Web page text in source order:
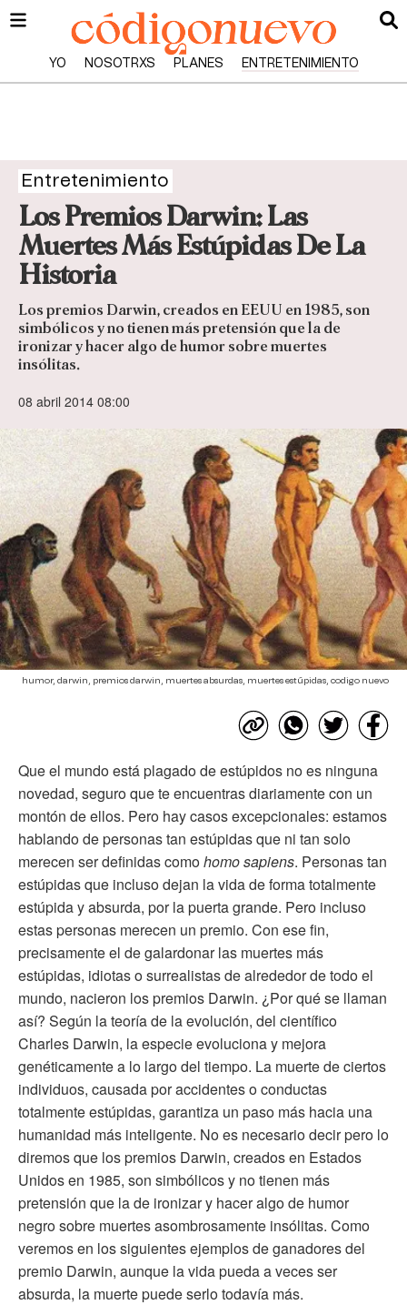
YO NOSOTRXS PLANES ENTRETENIMIENTO
Entretenimiento
Los Premios Darwin: Las
Muertes Más Estúpidas De La
Historia
Los premios Darwin, creados en EEUU en 1985, son
simbólicos y no tienen más pretensión que la de
ironizar y hacer algo de humor sobre muertes
insólitas.
08 abril 2014 08:00
humor, darwin, premios darwin, muertes absurdas, muertes estúpidas, codigo nuevo
Que el mundo está plagado de estúpidos no es ninguna
novedad, seguro que te encuentras diariamente con un
montón de ellos. Pero hay casos excepcionales: estamos
hablando de personas tan estúpidas que ni tan solo
merecen ser definidas comohomo sapiens. Personas tan
estúpidas que incluso dejan la vida de forma totalmente
estúpida y absurda, por la puerta grande. Pero incluso
estas personas merecen un premio. Con ese fin,
precisamente el de galardonar las muertes más
estúpidas, idiotas o surrealistas de alrededor de todo el
mundo, nacieron los premios Darwin. ¿Por qué se llaman
así? Según la teoría de la evolución, del científico
Charles Darwin, la especie evoluciona y mejora
genéticamente a lo largo del tiempo. La muerte de ciertos
individuos, causada por accidentes o conductas
totalmente estúpidas, garantiza un paso más hacia una
humanidad más inteligente. No es necesario decir pero lo
diremos que los premios Darwin, creados en Estados
Unidos en 1985, son simbólicos y no tienen más
pretensión que la de ironizar y hacer algo de humor
negro sobre muertes asombrosamente insólitas. Como
veremos en los siguientes ejemplos de ganadores del
premio Darwin, aunque la vida pueda a veces ser
absurda, la muerte puede serlo todavía más.